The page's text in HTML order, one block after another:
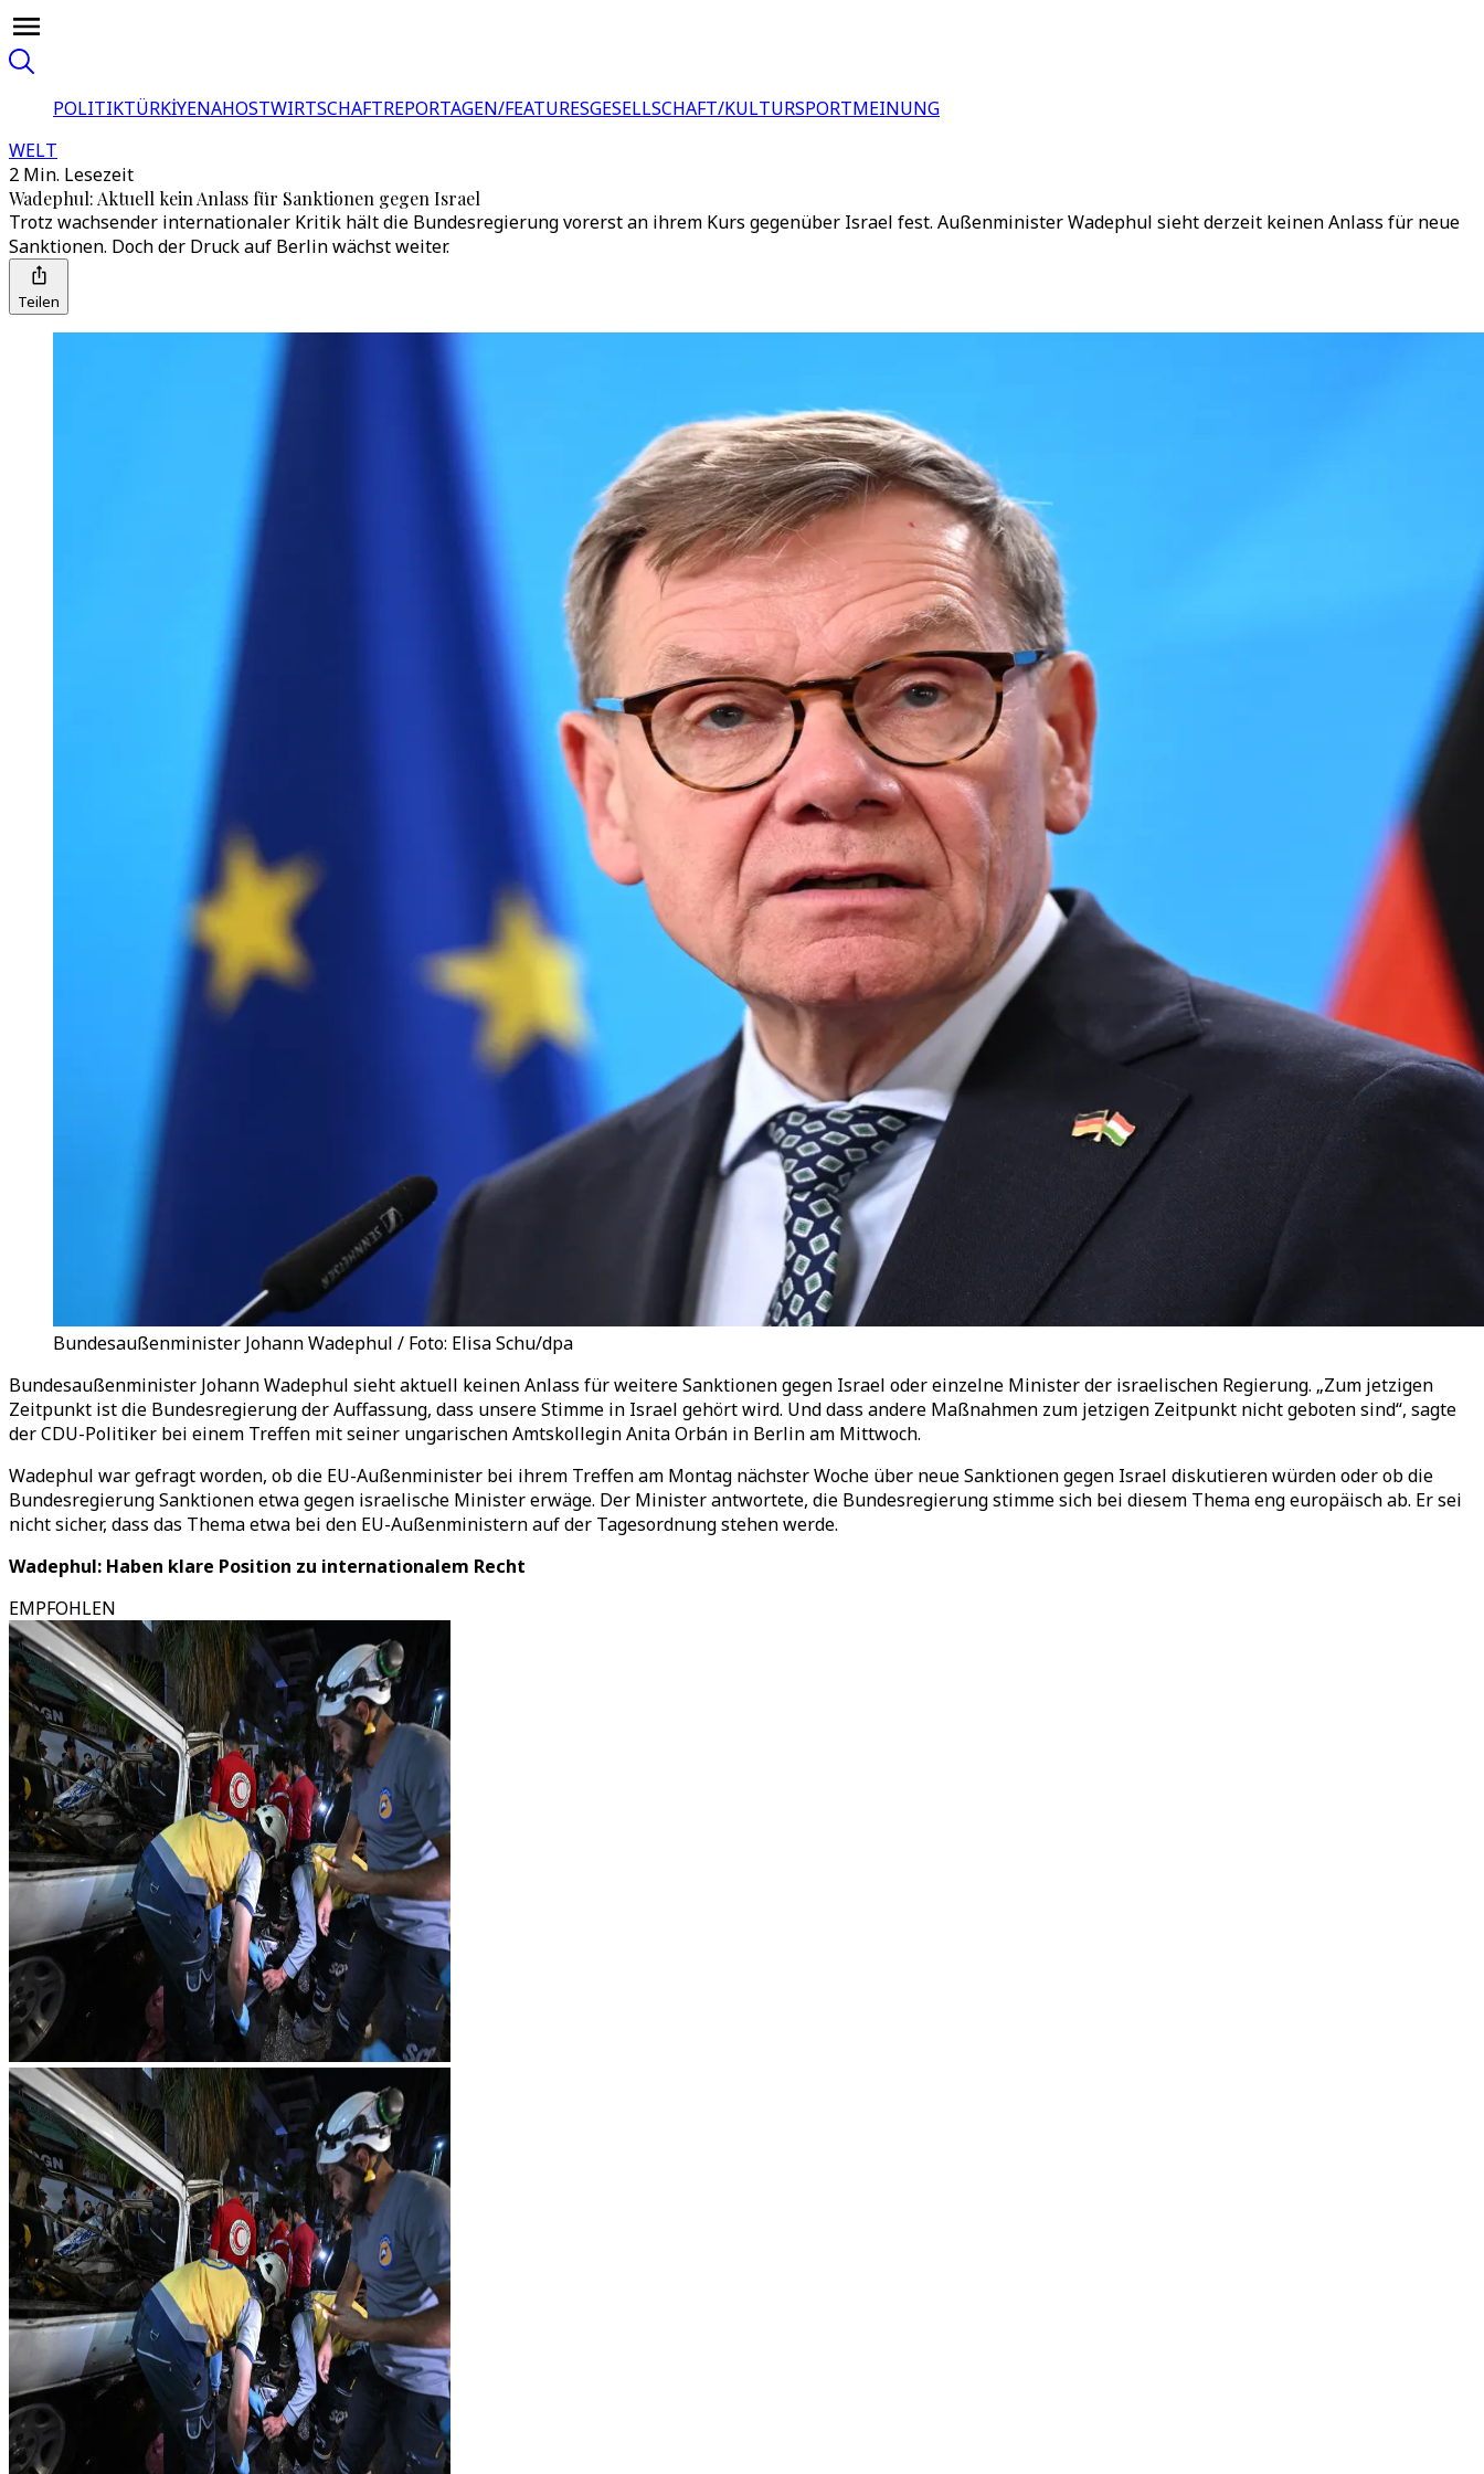
POLITIKTÜRKİYENAHOSTWIRTSCHAFTREPORTAGEN/FEATURESGESELLSCHAFT/KULTURSPORTMEINUNG
WELT
2 Min. Lesezeit
Wadephul: Aktuell kein Anlass für Sanktionen gegen Israel
Trotz wachsender internationaler Kritik hält die Bundesregierung vorerst an ihrem Kurs gegenüber Israel fest. Außenminister Wadephul sieht derzeit keinen Anlass für neue
Sanktionen. Doch der Druck auf Berlin wächst weiter.
Teilen
Bundesaußenminister Johann Wadephul / Foto: Elisa Schu/dpa
Bundesaußenminister Johann Wadephul sieht aktuell keinen Anlass für weitere Sanktionen gegen Israel oder einzelne Minister der israelischen Regierung. „Zum jetzigen
Zeitpunkt ist die Bundesregierung der Auffassung, dass unsere Stimme in Israel gehört wird. Und dass andere Maßnahmen zum jetzigen Zeitpunkt nicht geboten sind“, sagte
der CDU-Politiker bei einem Treffen mit seiner ungarischen Amtskollegin Anita Orbán in Berlin am Mittwoch.
Wadephul war gefragt worden, ob die EU-Außenminister bei ihrem Treffen am Montag nächster Woche über neue Sanktionen gegen Israel diskutieren würden oder ob die
Bundesregierung Sanktionen etwa gegen israelische Minister erwäge. Der Minister antwortete, die Bundesregierung stimme sich bei diesem Thema eng europäisch ab. Er sei
nicht sicher, dass das Thema etwa bei den EU-Außenministern auf der Tagesordnung stehen werde.
Wadephul: Haben klare Position zu internationalem Recht
EMPFOHLEN